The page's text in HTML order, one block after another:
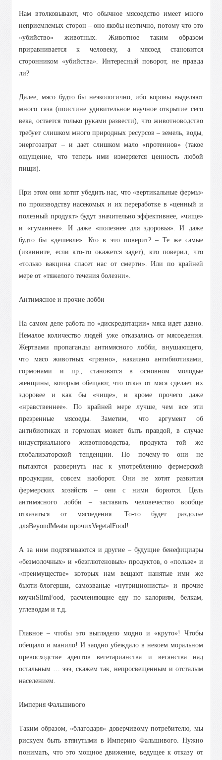
Нам втолковывают, что обычное мясоедство имеет много
неприемлемых сторон – оно якобы неэтично, потому что это
«убийство» животных. Животное таким образом
приравнивается к человеку, а мясоед становится
сторонником «убийства». Интересный поворот, не правда
ли?
Далее, мясо будто бы неэкологично, ибо коровы выделяют
много газа (поистине удивительное научное открытие сего
века, остается только руками развести), что животноводство
требует слишком много природных ресурсов – земель, воды,
энергозатрат – и дает слишком мало «протеинов» (такое
ощущение, что теперь ими измеряется ценность любой
пищи).
При этом они хотят убедить нас, что «вертикальные фермы»
по производству насекомых и их переработке в «ценный и
полезный продукт» будут значительно эффективнее, «чище»
и «гуманнее». И даже «полезнее для здоровья». И даже
будто бы «дешевле». Кто в это поверит? – Те же самые
(извините, если кто-то окажется задет), кто поверил, что
«только вакцина спасет нас от смерти». Или по крайней
мере от «тяжелого течения болезни».
Антимясное и прочие лобби
На самом деле работа по «дискредитации» мяса идет давно.
Немалое количество людей уже отказались от мясоедения.
Жертвами пропаганды антимясного лобби, внушающего,
что мясо животных «грязно», накачано антибиотиками,
гормонами и пр., становятся в основном молодые
женщины, которым обещают, что отказ от мяса сделает их
здоровее и как бы «чище», и кроме прочего даже
«нравственнее». По крайней мере лучше, чем все эти
презренные мясоеды. Заметим, что аргумент об
антибиотиках и гормонах может быть правдой, в случае
индустриального животноводства, продукта той же
глобализаторской тенденции. Но почему-то они не
пытаются развернуть нас к употреблению фермерской
продукции, совсем наоборот. Они не хотят развития
фермерских хозяйств – они с ними борются. Цель
антимясного лобби – заставить человечество вообще
отказаться от мясоедения. То-то будет раздолье
дляBeyondMeatи прочихVegetalFood!
А за ним подтягиваются и другие – будущие бенефициары
«безмолочных» и «безглютеновых» продуктов, о «пользе» и
«преимуществе» которых нам вещают нанятые ими же
бьюти-блогерши, самозваные «нутриционисты» и прочие
коучиSlimFood, расчленяющие еду по калориям, белкам,
углеводам и т.д.
Главное – чтобы это выглядело модно и «круто»! Чтобы
обещало и манило! И заодно убеждало в некоем моральном
превосходстве адептов вегетарианства и веганства над
остальным … эээ, скажем так, непросвещенным и отсталым
населением.
Империя Фальшивого
Таким образом, «благодаря» доверчивому потребителю, мы
рискуем быть втянутыми в Империю Фальшивого. Нужно
понимать, что это мощное движение, ведущее к отказу от